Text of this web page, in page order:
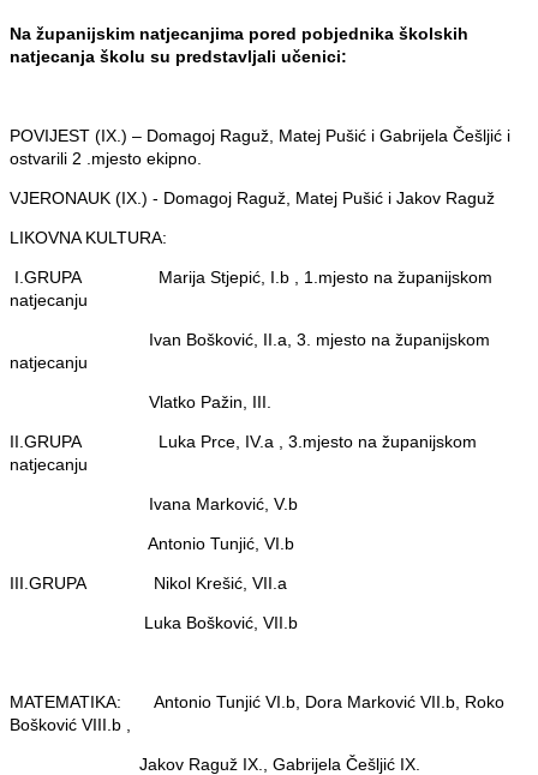
Na županijskim natjecanjima pored pobjednika školskih
natjecanja školu su predstavljali učenici:
POVIJEST (IX.) – Domagoj Raguž, Matej Pušić i Gabrijela Češljić i
ostvarili 2 .mjesto ekipno.
VJERONAUK (IX.) - Domagoj Raguž, Matej Pušić i Jakov Raguž
LIKOVNA KULTURA:
I.GRUPA Marija Stjepić, I.b , 1.mjesto na županijskom
natjecanju
Ivan Bošković, II.a, 3. mjesto na županijskom
natjecanju
Vlatko Pažin, III.
II.GRUPA Luka Prce, IV.a , 3.mjesto na županijskom
natjecanju
Ivana Marković, V.b
Antonio Tunjić, VI.b
III.GRUPA Nikol Krešić, VII.a
Luka Bošković, VII.b
MATEMATIKA: Antonio Tunjić VI.b, Dora Marković VII.b, Roko
Bošković VIII.b ,
Jakov Raguž IX., Gabrijela Češljić IX.